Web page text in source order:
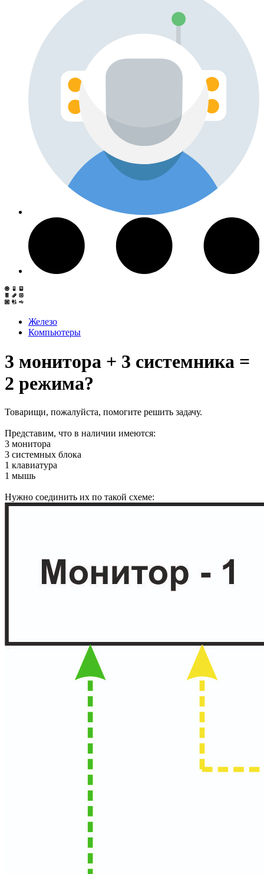
Железо
Компьютеры
3 монитора + 3 системника =
2 режима?
Товарищи, пожалуйста, помогите решить задачу.
Представим, что в наличии имеются:
3 монитора
3 системных блока
1 клавиатура
1 мышь
Нужно соединить их по такой схеме: